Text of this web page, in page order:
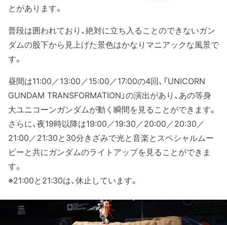
とがあります。
普段は囲われており、絶対に立ち入ることのできないガン
ダムの股下から見上げた景色はかなりマニアックな風景で
す。
昼間は11:00／13:00／15:00／17:00の4回、「UNICORN
GUNDAM TRANSFORMATION」の演出があり、あの等身
大ユニコーンガンダムが動く瞬間を見ることができます。
さらに、夜19時以降は19:00／19:30／20:00／20:30／
21:00／21:30と30分きざみで光と音楽とスペシャルムー
ビーと共にガンダムのライトアップを見ることができま
す。
※21:00と21:30は、休止しています。